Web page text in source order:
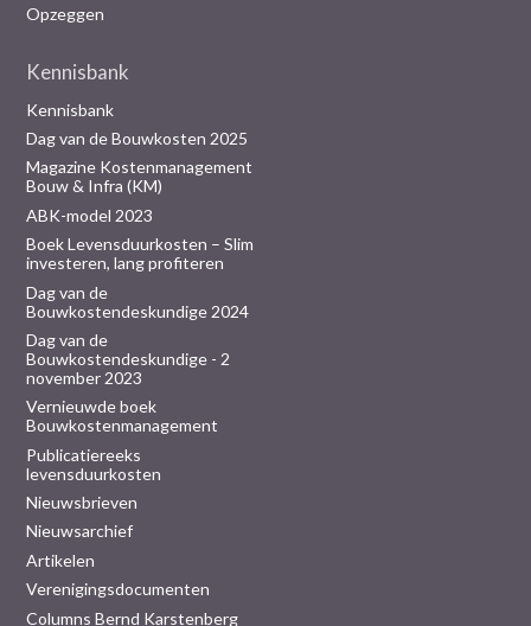
Opzeggen
Kennisbank
Kennisbank
Dag van de Bouwkosten 2025
Magazine Kostenmanagement
Bouw & Infra (KM)
ABK-model 2023
Boek Levensduurkosten – Slim
investeren, lang profiteren
Dag van de
Bouwkostendeskundige 2024
Dag van de
Bouwkostendeskundige - 2
november 2023
Vernieuwde boek
Bouwkostenmanagement
Publicatiereeks
levensduurkosten
Nieuwsbrieven
Nieuwsarchief
Artikelen
Verenigingsdocumenten
Columns Bernd Karstenberg